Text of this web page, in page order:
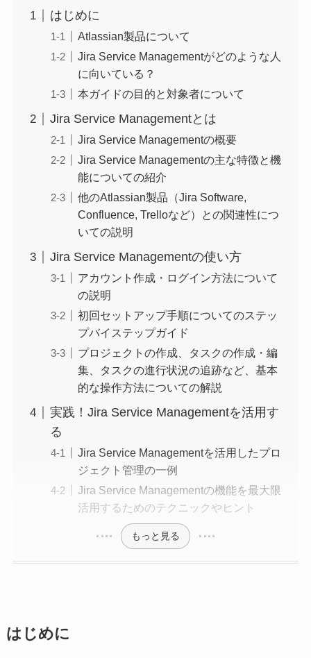
はじめに
Atlassian製品について
Jira Service Managementがどのような人
に向いている？
本ガイドの目的と対象者について
Jira Service Managementとは
Jira Service Managementの概要
Jira Service Managementの主な特徴と機
能についての紹介
他のAtlassian製品（Jira Software,
Confluence, Trelloなど）との関連性につ
いての説明
Jira Service Managementの使い方
アカウント作成・ログイン方法について
の説明
初回セットアップ手順についてのステッ
プバイステップガイド
プロジェクトの作成、タスクの作成・編
集、タスクの進行状況の追跡など、基本
的な操作方法についての解説
実践！Jira Service Managementを活用す
る
Jira Service Managementを活用したプロ
ジェクト管理の一例
Jira Service Managementの機能を最大限
活用するためのテクニックやヒント
もっと見る
はじめに